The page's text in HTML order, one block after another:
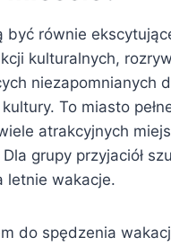
być równie
kulturalnych,
To miasto
atrakcyjnych
grupy przyjaciół
letnie wakacje.
do spędzenia